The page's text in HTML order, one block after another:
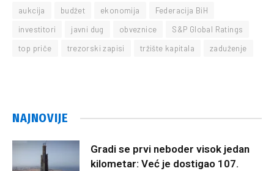
aukcija budžet ekonomija
Federacija BiH
investitori
javni dug obveznice
S&P Global Ratings
top priče
trezorski zapisi tržište kapitala zaduženje
NAJNOVIJE
Gradi se prvi neboder visok jedan
kilometar: Već je dostigao 107.